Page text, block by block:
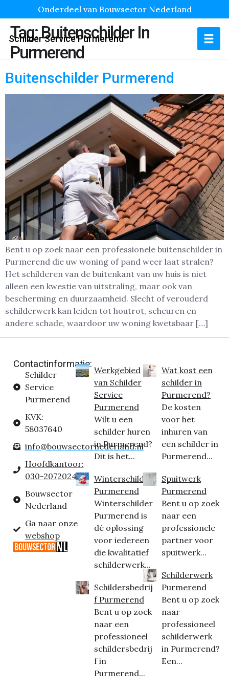
Onderdeel van Bouwsector Nederland
Schilder Service Purmerend
Tag:Buitenschilder In
Purmerend
Buitenschilder Purmerend
Bent u op zoek naar een professionele buitenschilder in
Purmerend die uw woning of pand weer laat stralen?
Het schilderen van de buitenkant van uw huis is niet
alleen een kwestie van uitstraling, maar ook van
bescherming en duurzaamheid. Slecht of verouderd
schilderwerk kan leiden tot houtrot, scheuren en
andere schade, waardoor uw woning kwetsbaar […]
Contactinformatie:
Schilder
Service
Purmerend
KVK:
58037640
info@bouwsectornederland.nl
Hoofdkantoor:
030-2072024
Bouwsector
Nederland
Ga naar onze
webshop
Werkgebied
van Schilder
Service
Purmerend
Wilt u een
schilder huren
in Purmerend?
Dit is het...
Winterschilder
Purmerend
Winterschilder
Purmerend is
dé oplossing
voor iedereen
die kwalitatief
schilderwerk...
Schildersbedrij
f Purmerend
Bent u op zoek
naar een
professioneel
schildersbedrij
f in
Purmerend...
Wat kost een
schilder in
Purmerend?
De kosten
voor het
inhuren van
een schilder in
Purmerend...
Spuitwerk
Purmerend
Bent u op zoek
naar een
professionele
partner voor
spuitwerk...
Schilderwerk
Purmerend
Bent u op zoek
naar
professioneel
schilderwerk
in Purmerend?
Een...